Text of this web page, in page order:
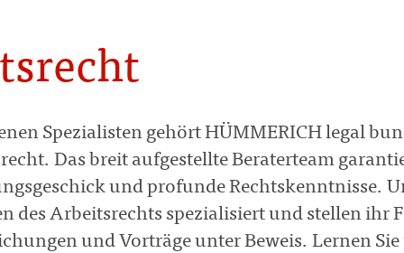
Spezialisten gehört HÜMMERICH legal
Das breit aufgestellte Beraterteam
und profunde Rechtskenntnisse.
des Arbeitsrechts spezialisiert und stellen ihr
und Vorträge unter Beweis. Lernen